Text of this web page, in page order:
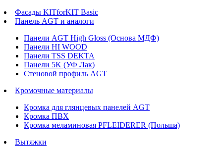
Фасады KITforKIT Basic
Панель AGT и аналоги
Панели AGT High Gloss (Основа МДФ)
Панели HI WOOD
Панели TSS DEKTA
Панели 5K (УФ Лак)
Стеновой профиль AGT
Кромочные материалы
Кромка для глянцевых панелей AGT
Кромка ПВХ
Кромка меламиновая PFLEIDERER (Польша)
Вытяжки